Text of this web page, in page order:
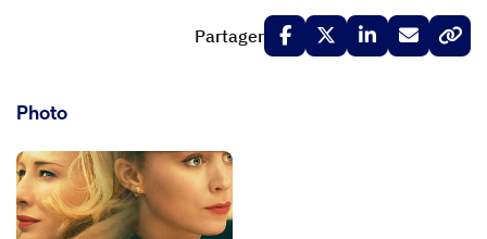
Partager
Photo